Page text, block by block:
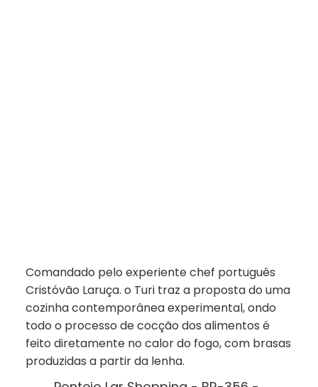
​Comandado pelo experiente chef português
Cristóvão Laruça. o Turi traz a proposta do uma
cozinha contemporânea experimental, ondo
todo o processo de cocção dos alimentos é
feito diretamente no calor do fogo, com brasas
produzidas a partir da lenha.